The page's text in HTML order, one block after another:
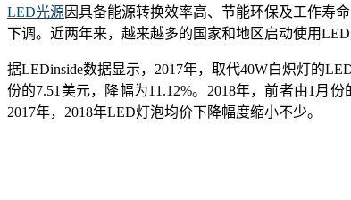
LED光源 因具备能源转换效率高、节能环保及工作寿
下调。近两年来，越来越多的国家和地区启动使用
据LEDinside数据显示，2017年，取代40W白炽灯的
份的7.51美元，降幅为11.12%。2018年，前者由1月
2017年，2018年LED灯泡均价下降幅度缩小不少。